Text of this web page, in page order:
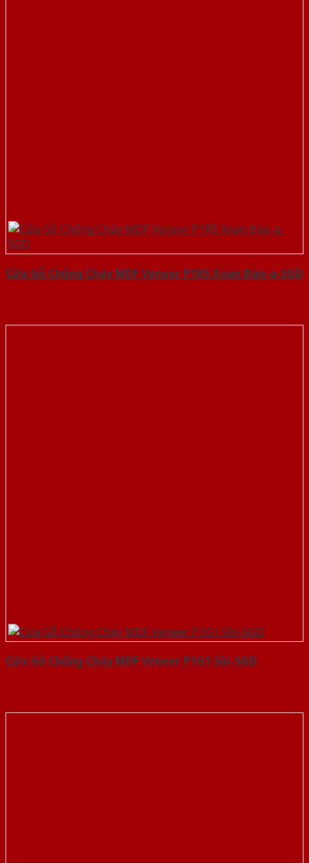
Cửa Gỗ Chống Cháy MDF Veneer P1R5 Xoan Đào-a-SGD
Cửa Gỗ Chống Cháy MDF Veneer P1G1 Sồi-SGD